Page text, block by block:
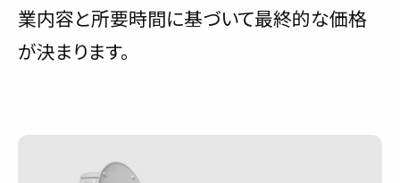
業内容と所要時間に基づいて最終的な価格
が決まります。